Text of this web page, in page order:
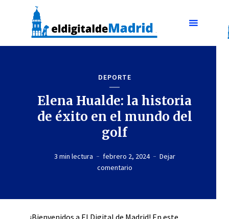
DEPORTE
Elena Hualde: la historia
de éxito en el mundo del
golf
3 min lectura febrero 2, 2024
Dejar
comentario
¡Bienvenidos a El Digital de Madrid! En este